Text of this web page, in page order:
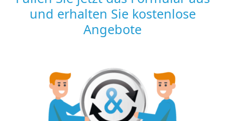
und erhalten Sie kostenlose
Angebote